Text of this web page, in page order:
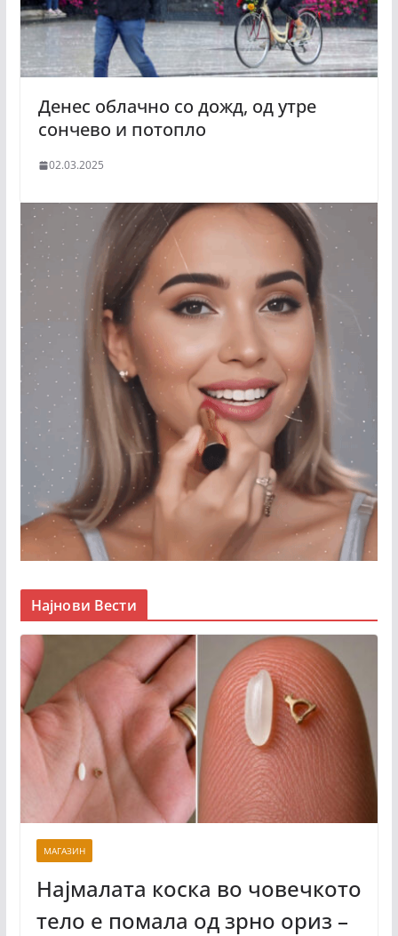
Денес облачно со дожд, од утре
сончево и потопло
02.03.2025
Најнови Вести
МАГАЗИН
Најмалата коска во човечкото
тело е помала од зрно ориз –